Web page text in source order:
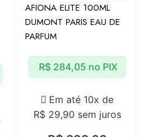
AFIONA ELITE 100ML
DUMONT PARIS EAU DE
PARFUM
Em até 10x de
R$29,90 sem juros
R$ 284,05 no PIX